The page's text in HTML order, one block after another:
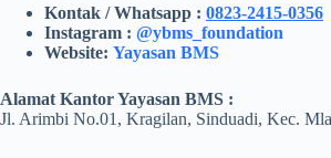
Kontak / Whatsapp : 0823-2415-0356
Instagram : @ybms_foundation
Website: Yayasan BMS
Alamat Kantor Yayasan BMS :
Jl. Arimbi No.01, Kragilan, Sinduadi, Kec.